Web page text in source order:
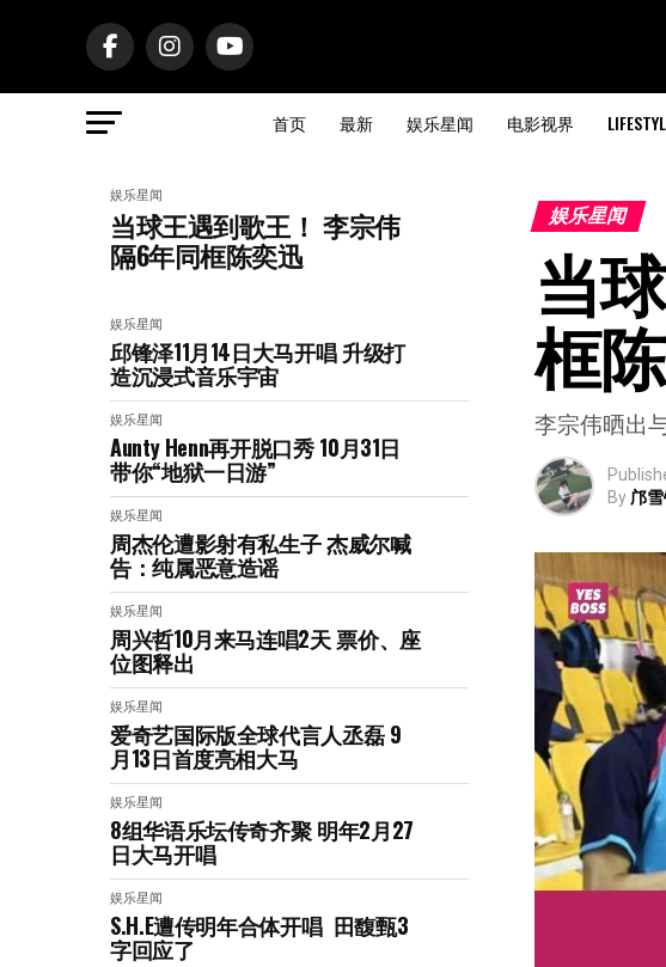
首页 最新 娱乐星闻 电影视界
娱乐星闻
当球王遇到歌王！ 李宗伟
隔6年同框陈奕迅
娱乐星闻
邱锋泽11月14日大马开唱 升级打
造沉浸式音乐宇宙
娱乐星闻
Aunty Henn再开脱口秀 10月31日
带你“地狱一日游”
娱乐星闻
周杰伦遭影射有私生子 杰威尔喊
告：纯属恶意造谣
娱乐星闻
周兴哲10月来马连唱2天 票价、座
位图释出
娱乐星闻
爱奇艺国际版全球代言人丞磊 9
月13日首度亮相大马
娱乐星闻
8组华语乐坛传奇⻬聚 明年2月27
日大马开唱
娱乐星闻
S.H.E遭传明年合体开唱 田馥甄3
字回应了
娱乐星闻
当
框
李宗伟晒出
By 邝